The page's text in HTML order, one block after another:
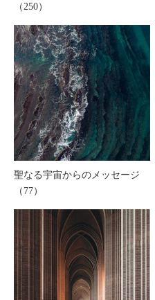
（250）
聖なる宇宙からのメッセージ
（77）